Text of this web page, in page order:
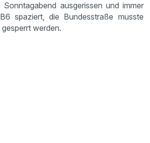
ausgerissen und immer
spaziert, die Bundesstraße musste
werden.